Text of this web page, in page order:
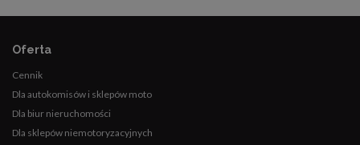
Oferta
Cennik
Dla autokomisów i sklepów moto
Dla biur nieruchomości
Dla sklepów niemotoryzacyjnych